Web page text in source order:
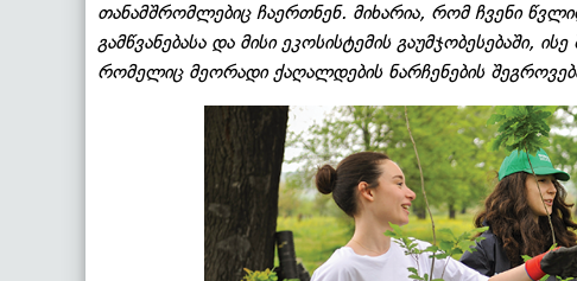
თანამშრომლებიც ჩაერთნენ. მიხარია, რომ ჩვენი
გამწვანებასა და მისი ეკოსისტემის გაუმჯობესებაში,
რომელიც მეორადი ქაღალდების ნარჩენების